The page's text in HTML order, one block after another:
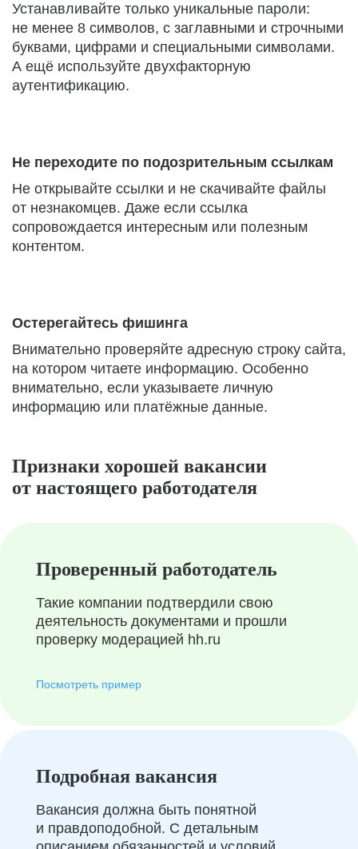
Устанавливайте только уникальные пароли:
не менее 8 символов, с заглавными и строчными
буквами, цифрами и специальными символами.
А ещё используйте двухфакторную
аутентификацию.
Не переходите по подозрительным ссылкам
Не открывайте ссылки и не скачивайте файлы
от незнакомцев. Даже если ссылка
сопровождается интересным или полезным
контентом.
Остерегайтесь фишинга
Внимательно проверяйте адресную строку сайта,
на котором читаете информацию. Особенно
внимательно, если указываете личную
информацию или платёжные данные.
Признаки хорошей вакансии
от настоящего работодателя
Проверенный работодатель
Такие компании подтвердили свою
деятельность документами и прошли
проверку модерацией hh.ru
Посмотреть пример
Подробная вакансия
Вакансия должна быть понятной
и правдоподобной. С детальным